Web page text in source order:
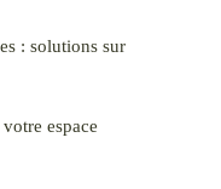
: solutions sur
espace